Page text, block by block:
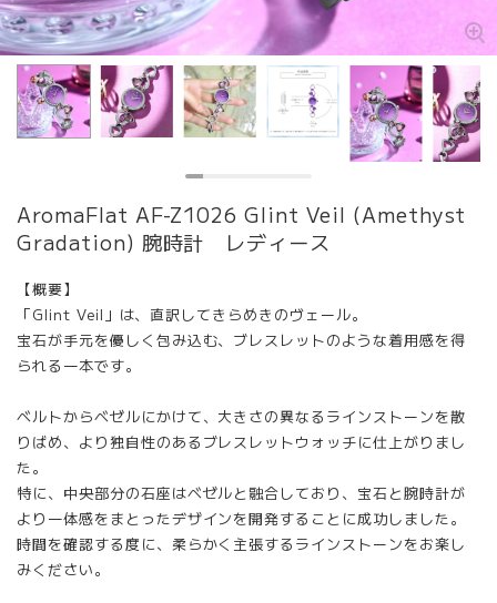
AromaFlat AF-Z1026 Glint Veil (Amethyst
Gradation) 腕時計 レディース
【概要】
「Glint Veil」は、直訳してきらめきのヴェール。
宝石が手元を優しく包み込む、ブレスレットのような着用感を得
られる一本です。
ベルトからベゼルにかけて、大きさの異なるラインストーンを散
りばめ、より独自性のあるブレスレットウォッチに仕上がりまし
た。
特に、中央部分の石座はベゼルと融合しており、宝石と腕時計が
より一体感をまとったデザインを開発することに成功しました。
時間を確認する度に、柔らかく主張するラインストーンをお楽し
みください。